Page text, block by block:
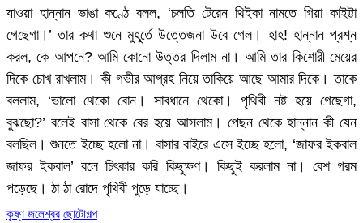
যাওয়া হান্নান ভাঙা কণ্ঠে বলল, ‘চলতি টেরেন থিইকা নামতে গিয়া কাইট্টা
গেছেগা।’ তার কথা শুনে মুহূর্তে উত্তেজনা উবে গেল। হাহ! হান্নান প্রশ্ন
করল, কে আপনে? আমি কোনো উত্তর দিলাম না। আমি তার কিশোরী মেয়ের
দিকে চোখ রাখলাম। কী গভীর আগ্রহ নিয়ে তাকিয়ে আছে আমার দিকে। তাকে
বললাম, ‘ভালো থেকো বোন। সাবধানে থেকো। পৃথিবী নষ্ট হয়ে গেছেগা,
বুঝছো?’ বলেই বাসা থেকে বের হয়ে আসলাম। পেছন থেকে হান্নান কী যেন
বলছিল। শুনতে ইচ্ছে হলো না। বাসার বাইরে এসে ইচ্ছে হলো, ‘জাফর ইকবাল
জাফর ইকবাল’ বলে চিৎকার করি কিছুক্ষণ। কিছুই করলাম না। বেশ গরম
পড়েছে। ঠা ঠা রোদে পৃথিবী পুড়ে যাচ্ছে।
কৃষ্ণ জলেশ্বর ছোটোগল্প